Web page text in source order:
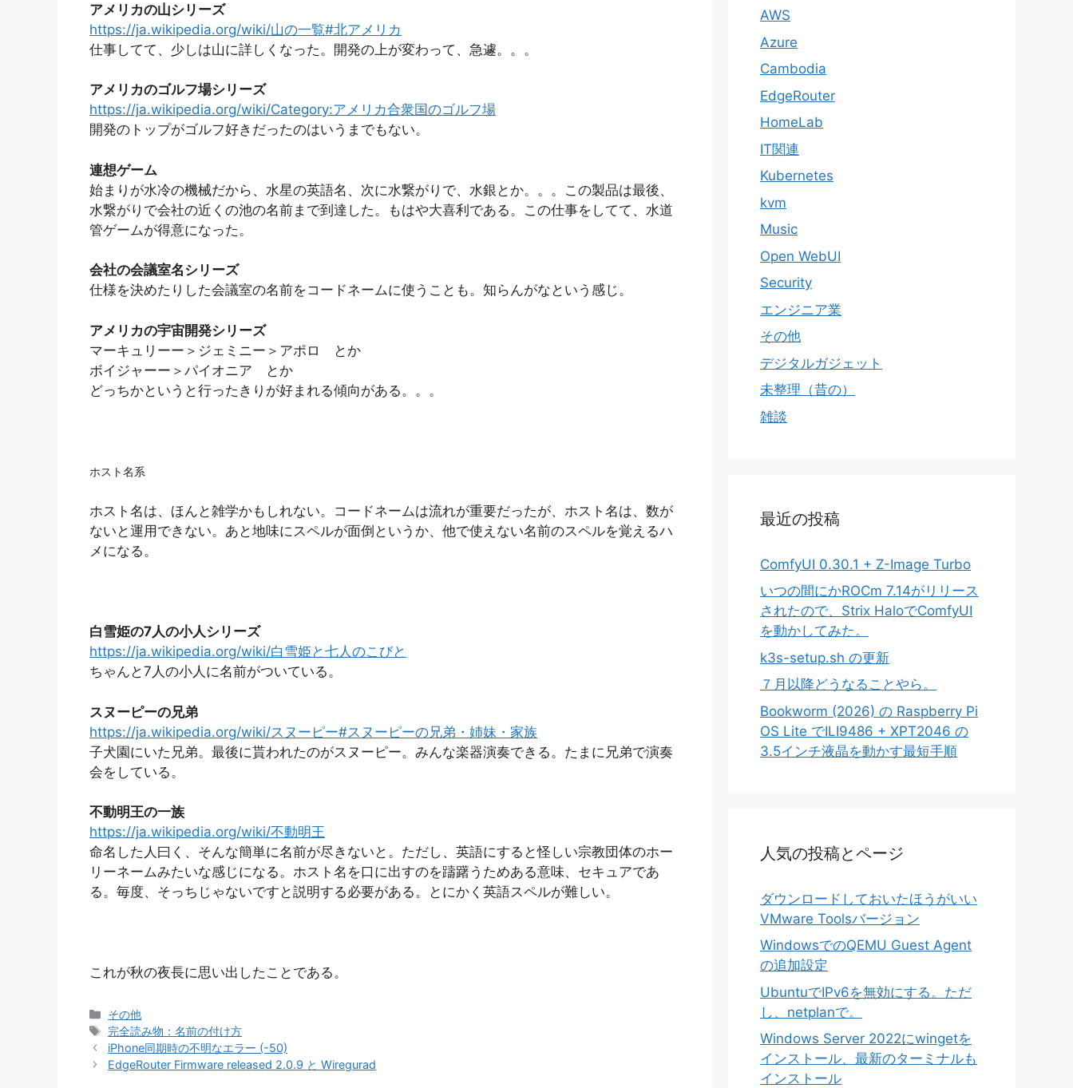
アメリカの山シリーズ
https://ja.wikipedia.org/wiki/山の一覧#北アメリカ
仕事してて、少しは山に詳しくなった。開発の上が変わって、急遽。。。
アメリカのゴルフ場シリーズ
https://ja.wikipedia.org/wiki/Category:アメリカ合衆国のゴルフ場
開発のトップがゴルフ好きだったのはいうまでもない。
連想ゲーム
始まりが水冷の機械だから、水星の英語名、次に水繋がりで、水銀とか。。。この製品は最後、
水繋がりで会社の近くの池の名前まで到達した。もはや大喜利である。この仕事をしてて、水道
管ゲームが得意になった。
会社の会議室名シリーズ
仕様を決めたりした会議室の名前をコードネームに使うことも。知らんがなという感じ。
アメリカの宇宙開発シリーズ
マーキュリーー＞ジェミニー＞アポロ とか
ボイジャーー＞パイオニア とか
どっちかというと行ったきりが好まれる傾向がある。。。
ホスト名系
ホスト名は、ほんと雑学かもしれない。コードネームは流れが重要だったが、ホスト名は、数が
ないと運用できない。あと地味にスペルが面倒というか、他で使えない名前のスペルを覚えるハ
メになる。
白雪姫の7人の小人シリーズ
https://ja.wikipedia.org/wiki/白雪姫と七人のこびと
ちゃんと7人の小人に名前がついている。
スヌーピーの兄弟
https://ja.wikipedia.org/wiki/スヌーピー#スヌーピーの兄弟・姉妹・家族
子犬園にいた兄弟。最後に貰われたのがスヌーピー。みんな楽器演奏できる。たまに兄弟で演奏
会をしている。
不動明王の一族
https://ja.wikipedia.org/wiki/不動明王
命名した人曰く、そんな簡単に名前が尽きないと。ただし、英語にすると怪しい宗教団体のホー
リーネームみたいな感じになる。ホスト名を口に出すのを躊躇うためある意味、セキュアであ
る。毎度、そっちじゃないですと説明する必要がある。とにかく英語スペルが難しい。
これが秋の夜長に思い出したことである。
カ
テ
ゴ
リ
その他
タ
グ
完全読み物：名前の付け方
iPhone同期時の不明なエラー (-50)
EdgeRouter Firmware released 2.0.9 と Wiregurad
AWS
Azure
Cambodia
EdgeRouter
HomeLab
IT関連
Kubernetes
kvm
Music
Open WebUI
Security
エンジニア業
その他
デジタルガジェット
未整理（昔の）
雑談
最近の投稿
ComfyUI 0.30.1 + Z-Image Turbo
いつの間にかROCm 7.14がリリース
されたので、Strix HaloでComfyUI
を動かしてみた。
k3s-setup.sh の更新
７月以降どうなることやら。
Bookworm (2026) の Raspberry Pi
OS Lite でILI9486 + XPT2046 の
3.5インチ液晶を動かす最短手順
人気の投稿とページ
ダウンロードしておいたほうがいい
VMware Toolsバージョン
WindowsでのQEMU Guest Agent
の追加設定
UbuntuでIPv6を無効にする。ただ
し、netplanで。
Windows Server 2022にwingetを
インストール、最新のターミナルも
インストール